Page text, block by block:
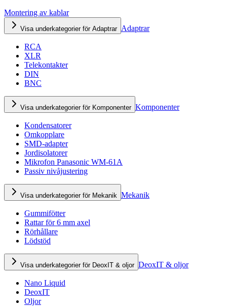
Montering av kablar
Visa underkategorier för Adaptrar Adaptrar
RCA
XLR
Telekontakter
DIN
BNC
Visa underkategorier för Komponenter Komponenter
Kondensatorer
Omkopplare
SMD-adapter
Jordisolatorer
Mikrofon Panasonic WM-61A
Passiv nivåjustering
Visa underkategorier för Mekanik Mekanik
Gummifötter
Rattar för 6 mm axel
Rörhållare
Lödstöd
Visa underkategorier för DeoxIT & oljor DeoxIT & oljor
Nano Liquid
DeoxIT
Oljor